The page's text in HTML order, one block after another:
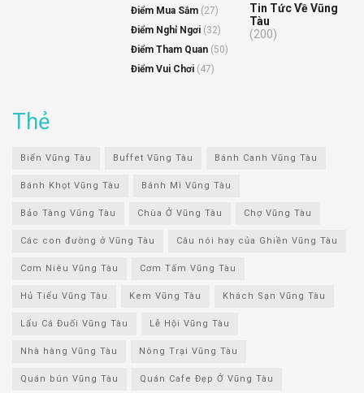
Điểm Mua Sắm (27)
Điểm Nghỉ Ngơi (32)
Điểm Tham Quan (50)
Điểm Vui Chơi (47)
Tin Tức Về Vũng
Tàu
(200)
Thẻ
Biển Vũng Tàu Buffet Vũng Tàu Bánh Canh Vũng Tàu
Bánh Khọt Vũng Tàu Bánh Mì Vũng Tàu
Bảo Tàng Vũng Tàu Chùa Ở Vũng Tàu Chợ Vũng Tàu
Các con đường ở Vũng Tàu Câu nói hay của Ghiền Vũng Tàu
Cơm Niêu Vũng Tàu Cơm Tấm Vũng Tàu
Hủ Tiếu Vũng Tàu Kem Vũng Tàu Khách Sạn Vũng Tàu
Lẩu Cá Đuối Vũng Tàu Lễ Hội Vũng Tàu
Nhà hàng Vũng Tàu Nông Trại Vũng Tàu
Quán bún Vũng Tàu Quán Cafe Đẹp Ở Vũng Tàu